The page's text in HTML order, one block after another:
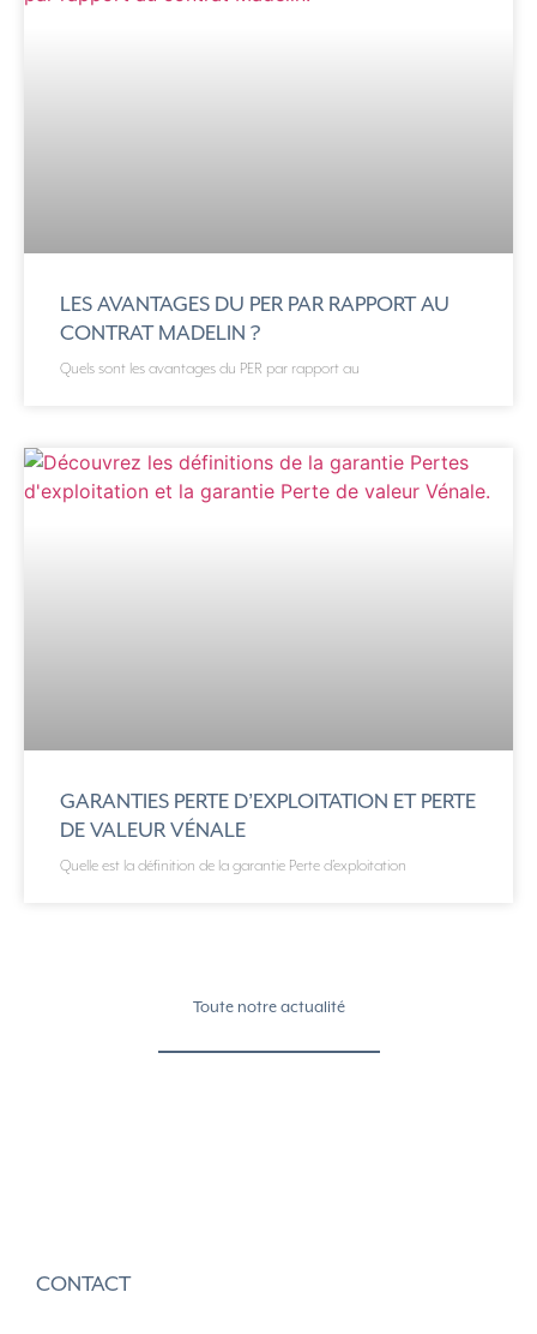
LES AVANTAGES DU PER PAR RAPPORT AU
CONTRAT MADELIN ?
Quels sont les avantages du PER par rapport au
GARANTIES PERTE D’EXPLOITATION ET PERTE
DE VALEUR VÉNALE
Quelle est la définition de la garantie Perte d’exploitation
Toute notre actualité
CONTACT